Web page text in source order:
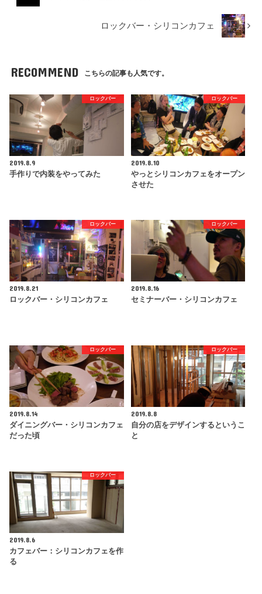
ロックバー・シリコンカフェ
RECOMMEND こちらの記事も人気です。
ロックバー
2019.8.9
手作りで内装をやってみた
ロックバー
2019.8.10
やっとシリコンカフェをオープン
させた
ロックバー
2019.8.21
ロックバー・シリコンカフェ
ロックバー
2019.8.16
セミナーバー・シリコンカフェ
ロックバー
2019.8.14
ダイニングバー・シリコンカフェ
だった頃
ロックバー
2019.8.8
自分の店をデザインするというこ
と
ロックバー
2019.8.6
カフェバー：シリコンカフェを作
る